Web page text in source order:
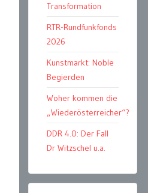
Transformation
RTR-Rundfunkfonds
2026
Kunstmarkt: Noble
Begierden
Woher kommen die
„Wiederösterreicher“?
DDR 4.0: Der Fall
Dr Witzschel u.a.